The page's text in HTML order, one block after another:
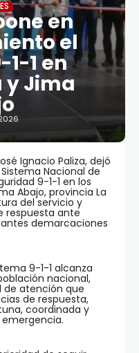
en
el
1 en
y Jima
Ignacio Paliza, dejó
Nacional de
9-1-1 en los
Abajo, provincia La
del servicio y
respuesta ante
demarcaciones
9-1-1 alcanza
nacional,
de atención que
de respuesta,
coordinada y